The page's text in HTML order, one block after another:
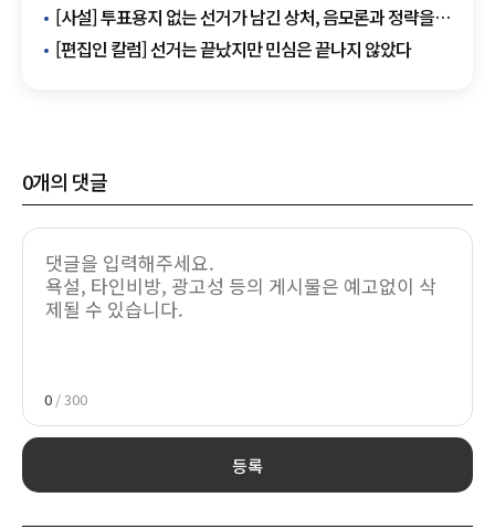
[사설] 투표용지 없는 선거가 남긴 상처, 음모론과 정략을
넘어 시스템 개혁이 먼저다
[편집인 칼럼] 선거는 끝났지만 민심은 끝나지 않았다
0개의 댓글
0 / 300
등록